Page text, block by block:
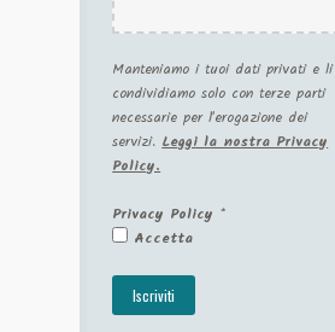
Manteniamo i tuoi dati privati e li
condividiamo solo con terze parti
necessarie per l'erogazione dei
servizi. Leggi la nostra Privacy
Policy.
Privacy Policy *
Accetta